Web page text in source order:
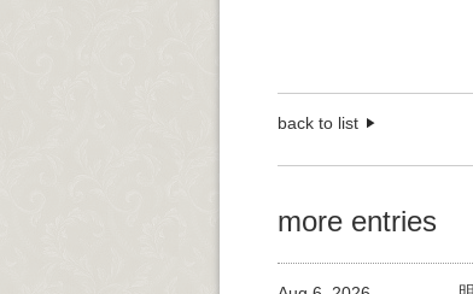
back to list
more entries